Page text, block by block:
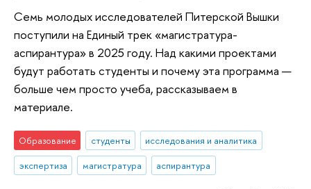
Семь молодых исследователей Питерской Вышки
поступили на Единый трек «магистратура-
аспирантура» в 2025 году. Над какими проектами
будут работать студенты и почему эта программа —
больше чем просто учеба, рассказываем в
материале.
Образование студенты
исследования и аналитика
экспертиза
магистратура аспирантура